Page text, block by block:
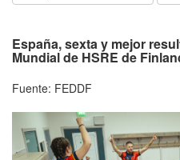
España, sexta y mejor
Mundial de HSRE de
Fuente: FEDDF